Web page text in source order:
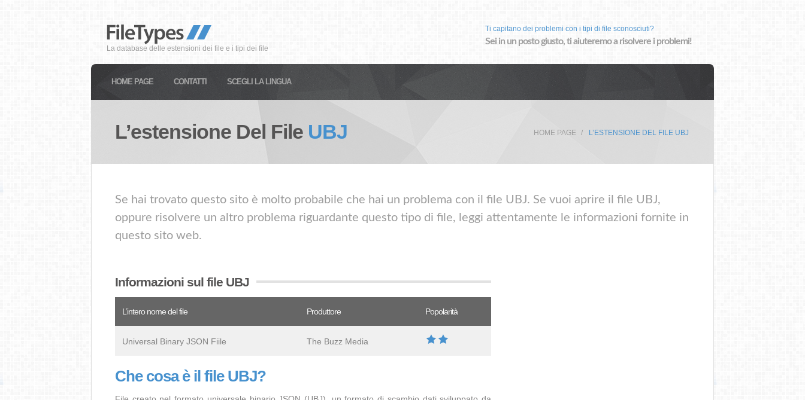
La database delle estensioni dei file e i tipi dei file
Ti capitano dei problemi con i tipi di file sconosciuti?
Sei in un posto giusto, ti aiuteremo a risolvere i problemi!
HOME PAGE CONTATTI SCEGLI LA LINGUA
L’estensione Del File UBJ HOME PAGE L’ESTENSIONE DEL FILE UBJ
Se hai trovato questo sito è molto probabile che hai un problema con il file UBJ. Se vuoi aprire il file UBJ,
oppure risolvere un altro problema riguardante questo tipo di file, leggi attentamente le informazioni fornite in
questo sito web.
Informazioni sul file UBJ
L’intero nome del file Produttore Popolarità
Universal Binary JSON Fiile The Buzz Media
Che cosa è il file UBJ?